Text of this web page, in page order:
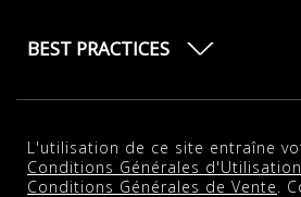
BEST PRACTICES
L'utilisation de ce site entraîne
Conditions Générales d'Utilisation
Conditions Générales de Vente.